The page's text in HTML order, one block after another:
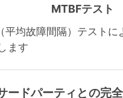
MTBFテスト
平均故障間隔）テストに
ます
ードパーティとの完